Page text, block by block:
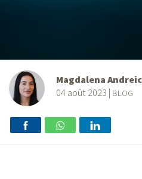
Magdalena Andreic
04 août 2023 | BLOG